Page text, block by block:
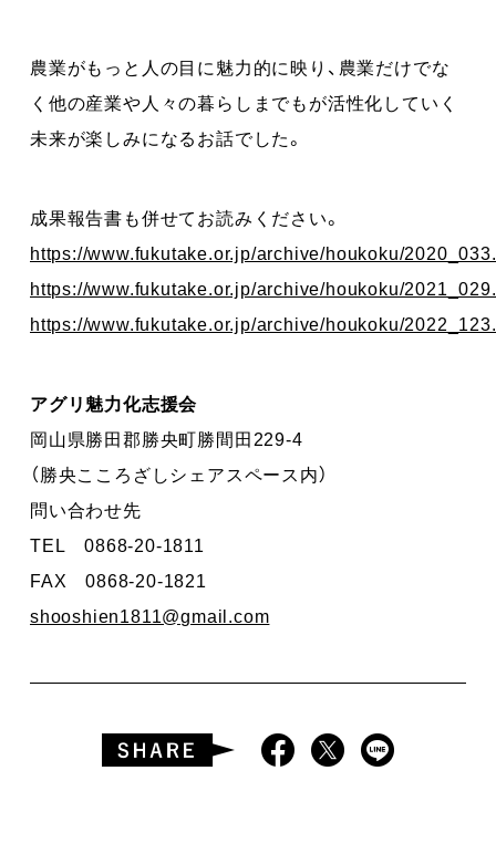
農業がもっと人の目に魅力的に映り、農業だけでな
く他の産業や人々の暮らしまでもが活性化していく
未来が楽しみになるお話でした。
成果報告書も併せてお読みください。
https://www.fukutake.or.jp/archive/houkoku/
https://www.fukutake.or.jp/archive/houkoku/
https://www.fukutake.or.jp/archive/houkoku/
アグリ魅力化志援会
岡山県勝田郡勝央町勝間田229-4
（勝央こころざしシェアスペース内）
問い合わせ先
TEL 0868-20-1811
FAX 0868-20-1821
shooshien1811@gmail.com